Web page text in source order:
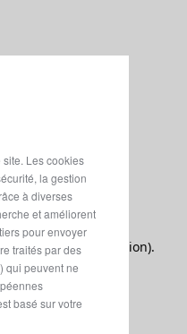
for more information).
Les cookies
la gestion
à diverses
et améliorent
pour envoyer
traités par des
qui peuvent ne
basé sur votre